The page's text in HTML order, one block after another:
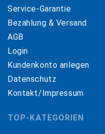
Service-Garantie
Bezahlung & Versand
AGB
Login
Kundenkonto anlegen
Datenschutz
Kontakt/Impressum
TOP-KATEGORIEN